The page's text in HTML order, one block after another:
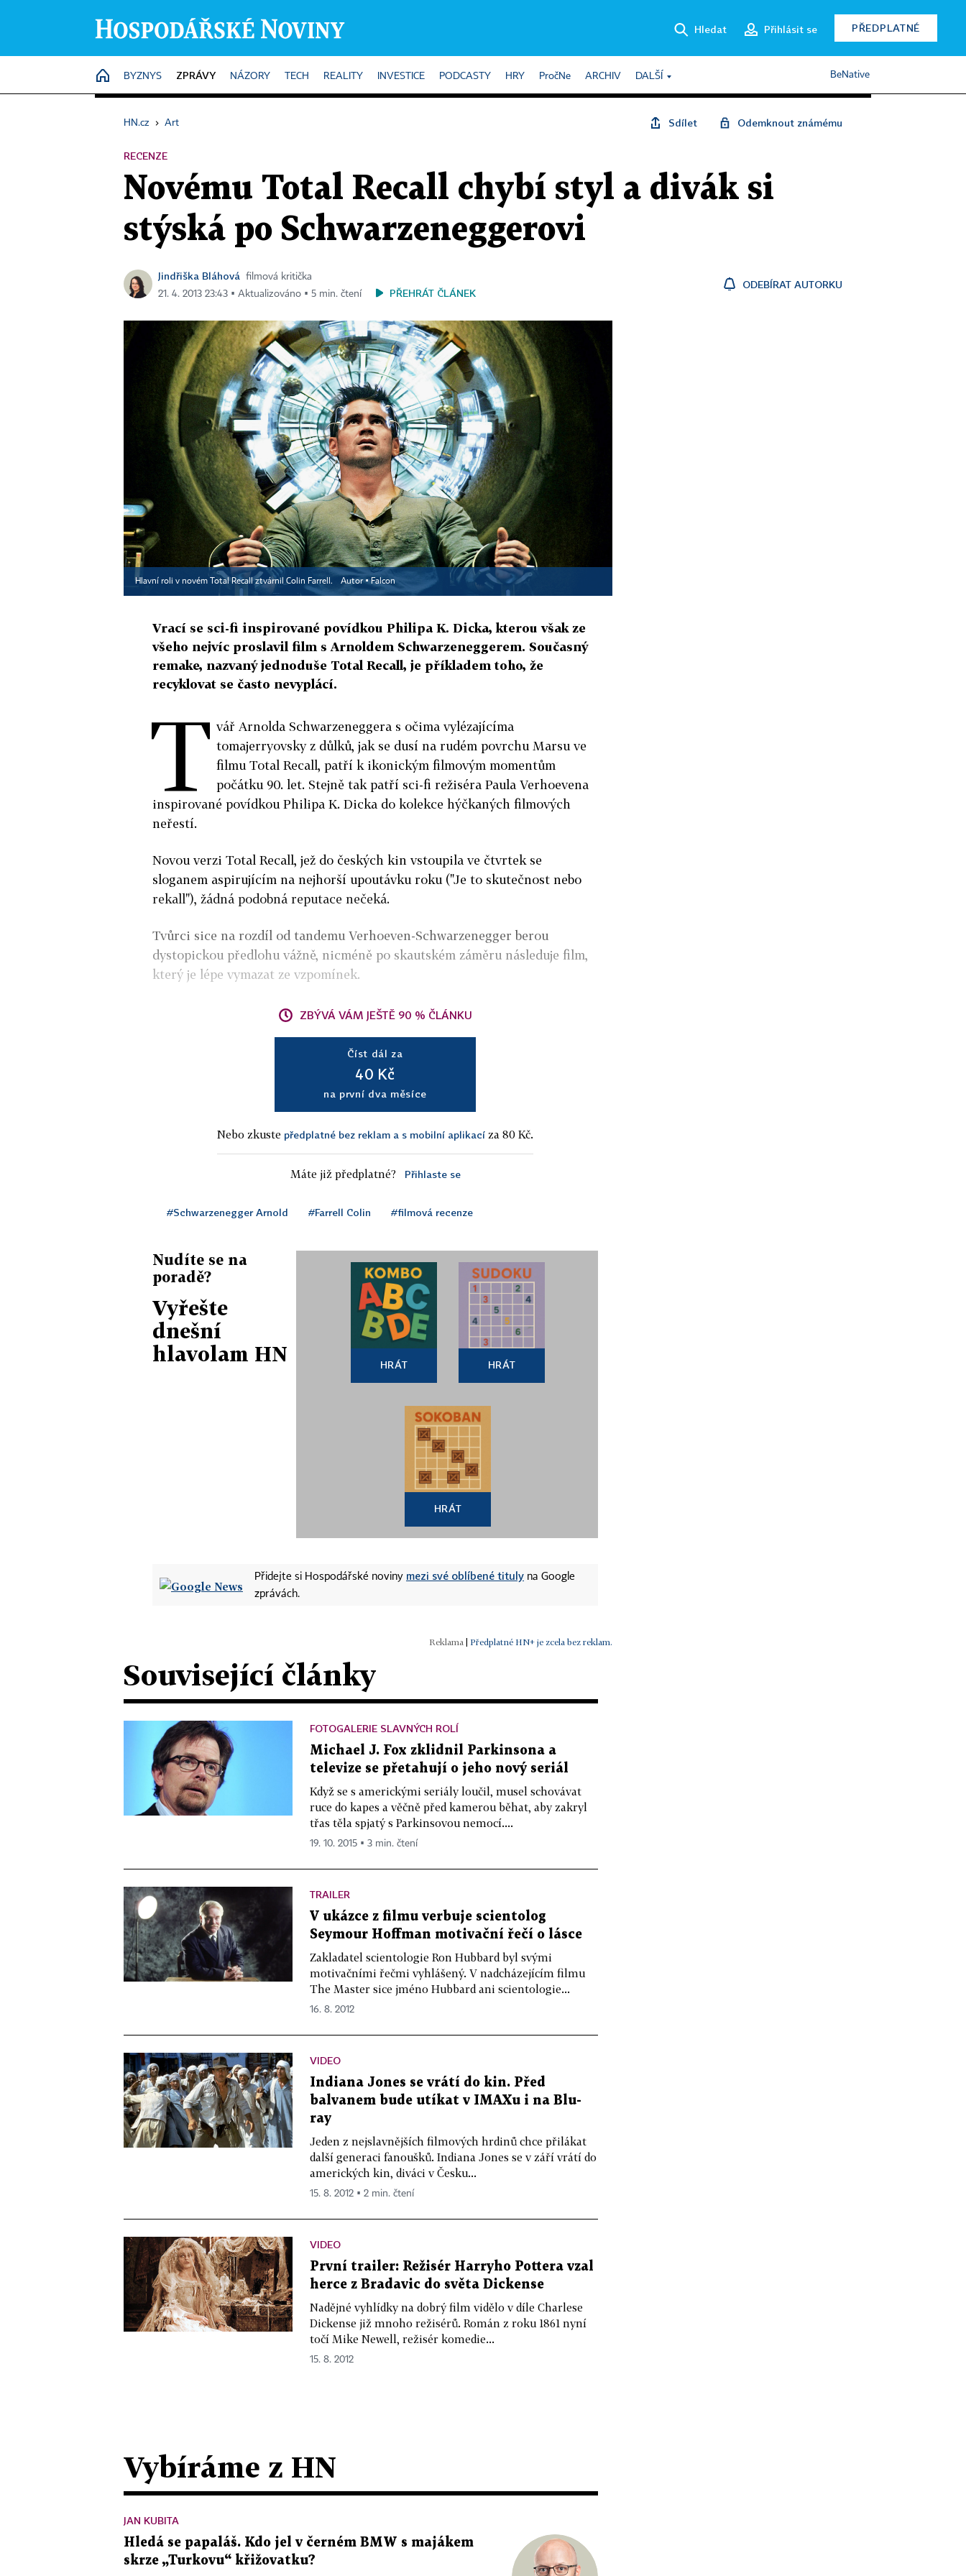
Hledat Přihlásit se PŘEDPLATNÉ
HOME
BYZNYS ZPRÁVY NÁZORY TECH REALITY INVESTICE PODCASTY HRY PročNe ARCHIV DALŠÍ BeNative
HN.cz › Art Sdílet Odemknout známému
RECENZE
Novému Total Recall chybí styl a divák si
stýská po Schwarzeneggerovi
Jindřiška Bláhová
filmová kritička
21. 4. 2013 23:43 ▪ Aktualizováno ▪ 5 min. čtení
PŘEHRÁT ČLÁNEK
ODEBÍRAT AUTORKU
Hlavní roli v novém Total Recall ztvárnil Colin Farrell. Autor ▪Falcon
Vrací se sci-fi inspirované povídkou Philipa K. Dicka, kterou však ze
všeho nejvíc proslavil film s Arnoldem Schwarzeneggerem. Současný
remake, nazvaný jednoduše Total Recall, je příkladem toho, že
recyklovat se často nevyplácí.
T vář Arnolda Schwarzeneggera s očima vylézajícíma
tomajerryovsky z důlků, jak se dusí na rudém povrchu Marsu ve
filmu Total Recall, patří k ikonickým filmovým momentům
počátku 90. let. Stejně tak patří sci-fi režiséra Paula Verhoevena
inspirované povídkou Philipa K. Dicka do kolekce hýčkaných filmových
neřestí.
Novou verzi Total Recall, jež do českých kin vstoupila ve čtvrtek se
sloganem aspirujícím na nejhorší upoutávku roku ("Je to skutečnost nebo
rekall"), žádná podobná reputace nečeká.
Tvůrci sice na rozdíl od tandemu Verhoeven-Schwarzenegger berou
dystopickou předlohu vážně, nicméně po skautském záměru následuje film,
který je lépe vymazat ze vzpomínek.
ZBÝVÁ VÁM JEŠTĚ 90 % ČLÁNKU
Číst dál za
40 Kč
na první dva měsíce
Nebo zkuste předplatné bez reklam a s mobilní aplikací za 80 Kč.
Máte již předplatné? Přihlaste se
#Schwarzenegger Arnold #Farrell Colin #filmová recenze
Nudíte se na
poradě?
Vyřešte
dnešní
hlavolam HN
HRÁT HRÁT
HRÁT
Přidejte si Hospodářské noviny mezi své oblíbené tituly na Google
zprávách.
| Předplatné HN+ je zcela bez reklam.
Související články
FOTOGALERIE SLAVNÝCH ROLÍ
Michael J. Fox zklidnil Parkinsona a
televize se přetahují o jeho nový seriál
Když se s americkými seriály loučil, musel schovávat
ruce do kapes a věčně před kamerou běhat, aby zakryl
třas těla spjatý s Parkinsovou nemocí....
19. 10. 2015 ▪ 3 min. čtení
TRAILER
V ukázce z filmu verbuje scientolog
Seymour Hoffman motivační řečí o lásce
Zakladatel scientologie Ron Hubbard byl svými
motivačními řečmi vyhlášený. V nadcházejícím filmu
The Master sice jméno Hubbard ani scientologie...
16. 8. 2012
VIDEO
Indiana Jones se vrátí do kin. Před
balvanem bude utíkat v IMAXu i na Blu-
ray
Jeden z nejslavnějších filmových hrdinů chce přilákat
další generaci fanoušků. Indiana Jones se v září vrátí do
amerických kin, diváci v Česku...
15. 8. 2012 ▪ 2 min. čtení
VIDEO
První trailer: Režisér Harryho Pottera vzal
herce z Bradavic do světa Dickense
Nadějné vyhlídky na dobrý film vidělo v díle Charlese
Dickense již mnoho režisérů. Román z roku 1861 nyní
točí Mike Newell, režisér komedie...
15. 8. 2012
Vybíráme z HN
JAN KUBITA
Hledá se papaláš. Kdo jel v černém BMW s majákem
skrze „Turkovu“ křižovatku?